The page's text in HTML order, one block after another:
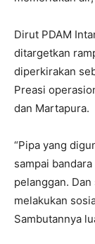
Dirut PDAM
ditargetkan
diperkirakan
Preasi
dan Martapura.
“Pipa yang
sampai
pelanggan.
melakukan
Sambutannya